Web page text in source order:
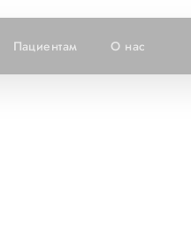
Пациентам О нас